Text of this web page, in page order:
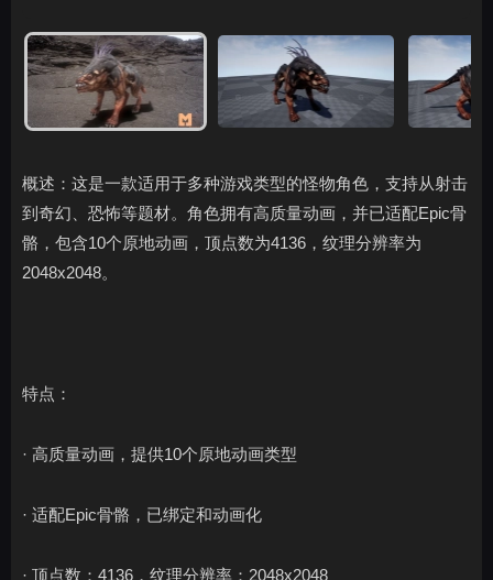
概述：这是一款适用于多种游戏类型的怪物角色，支持从射击
到奇幻、恐怖等题材。角色拥有高质量动画，并已适配Epic骨
骼，包含10个原地动画，顶点数为4136，纹理分辨率为
2048x2048。
特点：
· 高质量动画，提供10个原地动画类型
· 适配Epic骨骼，已绑定和动画化
· 顶点数：4136，纹理分辨率：2048x2048